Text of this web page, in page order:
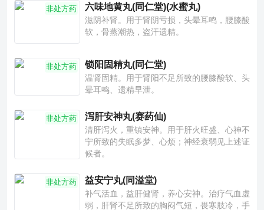
非处方药 六味地黄丸(同仁堂)(水蜜丸)
滋阴补肾。用于肾阴亏损，头晕耳鸣，腰膝酸
软，骨蒸潮热，盗汗遗精。
非处方药 锁阳固精丸(同仁堂)
温肾固精。用于肾阳不足所致的腰膝酸软、头
晕耳鸣、遗精早泄。
非处方药 泻肝安神丸(赛药仙)
清肝泻火，重镇安神。用于肝火旺盛、心神不
宁所致的失眠多梦、心烦；神经衰弱见上述证
候者。
非处方药 益安宁丸(同溢堂)
补气活血，益肝健肾，养心安神。治疗气血虚
弱，肝肾不足所致的胸闷气短，畏寒肢冷，手